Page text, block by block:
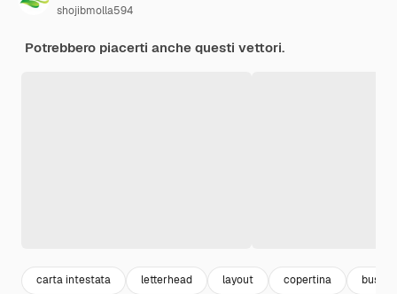
shojibmolla594
Potrebbero piacerti anche questi vettori.
carta intestata letterhead layout copertina